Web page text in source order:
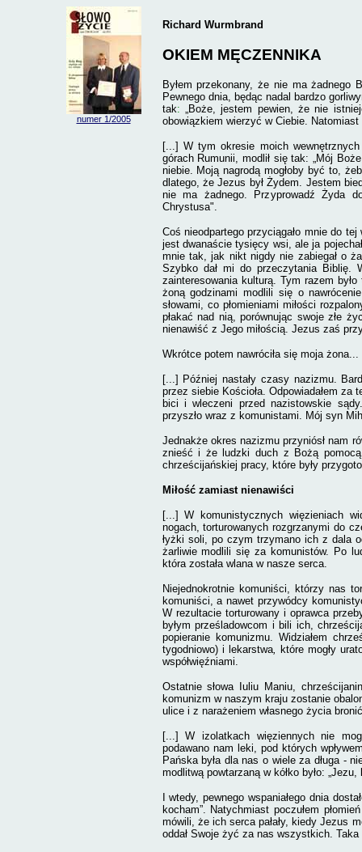
numer 1/2005
Richard Wurmbrand
OKIEM MĘCZENNIKA
Byłem przekonany, że nie ma
Pewnego dnia, będąc nadal bardzo
tak: „Boże, jestem pewien, że nie
obowiązkiem wierzyć w Ciebie.
[...] W tym okresie moich
górach Rumunii, modlił się tak: „Mój
niebie. Moją nagrodą mogłoby być to,
dlatego, że Jezus byłŻydem. Jestem
nie ma żadnego. Przyprowadź Żyda
Chrystusa".
Coś nieodpartego przyciągało mnie do
jest dwanaście tysięcy wsi, ale ja
mnie tak, jak nikt nigdy nie zabiegał o
Szybko dał mi do przeczytania Biblię.
zainteresowania kulturą. Tym razem
żoną godzinami modlili się o
słowami, co płomieniami miłości
płakać nad nią, porównując swoje złe
nienawiść z Jego miłością. Jezus zaś
Wkrótce potem nawróciła się moja żona...
[...] Później nastały czasy nazizmu.
przez siebie Kościoła. Odpowiadałem
bici i wleczeni przed nazistowskie
przyszło wraz z komunistami. Mój syn
Jednakże okres nazizmu przyniósł nam
znieść i że ludzki duch z Bożą
chrześcijańskiej pracy, które były
Miłość zamiast nienawiści
[...]W komunistycznych więzieniach
nogach, torturowanych rozgrzanymi do
łyżki soli, po czym trzymano ich z dala
żarliwie modlili się za komunistów. Po
która została wlana w nasze serca.
Niejednokrotnie komuniści, którzy nas
komuniści, a nawet przywódcy
W rezultacie torturowany i oprawca
byłym prześladowcom i bili ich,
popieranie komunizmu. Widziałem
tygodniowo) i lekarstwa, które mogły
współwięźniami.
Ostatnie słowa Iuliu Maniu,
komunizm w naszym kraju zostanie
ulice i z narażeniem własnego życia
[...] W izolatkach więziennych nie
podawano nam leki, pod których
Pańska była dla nas o wiele za długa -
modlitwą powtarzaną w kółko było:
I wtedy, pewnego wspaniałego dnia
kocham”. Natychmiast poczułem
mówili, że ich serca pałały, kiedy Jezus
oddał Swoje żyć za nas wszystkich.